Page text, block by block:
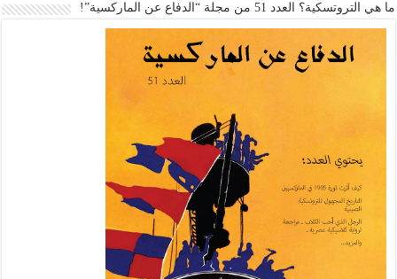
ما هي التروتسكية؟ العدد 51 من مجلة “الدفاع عن الماركسية”!